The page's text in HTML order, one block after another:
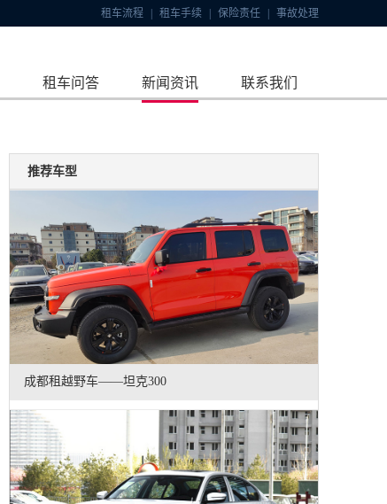
租车流程 租车手续 保险责任 事故处理
租车问答 新闻资讯 联系我们
推荐车型
成都租越野车——坦克300